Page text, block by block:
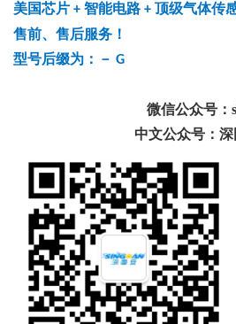
美国芯片 + 智能电路 + 顶级气体传
售前、售后服务！
型号后缀为：－ G
微信公众号：
中文公众号：